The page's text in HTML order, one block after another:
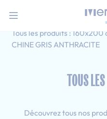
Accueil
Tous les produits : 160x200
CHINE GRIS ANTHRACITE
TOUS
Découvrez tous nos